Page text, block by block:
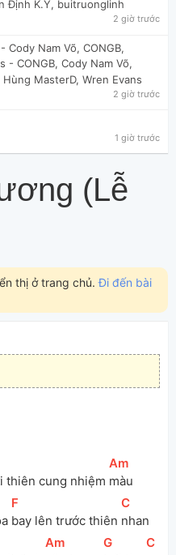
Định K.Y, buitruonglinh
2 giờ trước
- Cody Nam Võ, CONGB,
- CONGB, Cody Nam Võ,
MasterD, Wren Evans
2 giờ trước
1 giờ trước
(Lễ
thị ở trang chủ.Đi đến bài
thiên cung nhiệm
[
Am
màu
[F
bay lên trước thiên
[
C
nhan
[
Am [
G [
C